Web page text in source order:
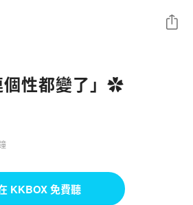
個性都變了」✿
分享
KKBOX 免費聽